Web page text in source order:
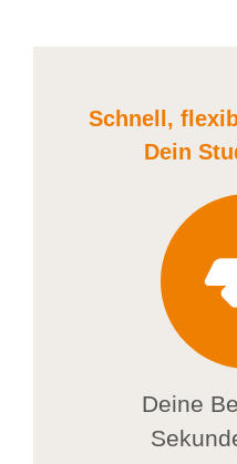
Schnell,
Dein
Deine